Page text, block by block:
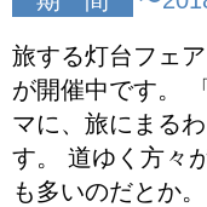
旅する灯台フェ
が開催中です。
マに、旅にまる
す。 道ゆく方々
も多いのだとか